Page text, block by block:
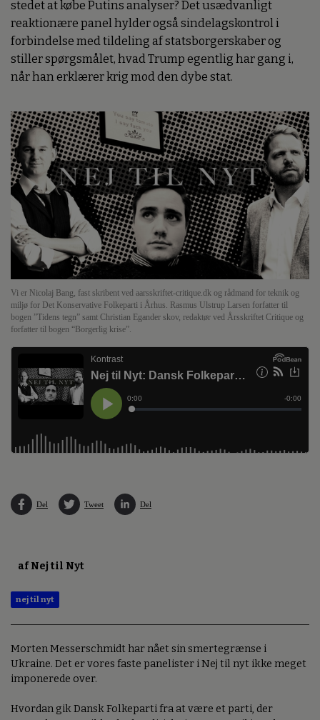
stedet at købe Putins analyser? Det usædvanligt
reaktionære panel hylder også sindelagskontrol i
forbindelse med tildeling af statsborgerskaber og
stiller spørgsmålet, hvad Trump egentlig har gang i,
når han erklærer krig mod den dybe stat.
Vi er Nicolaj Bang, fast skribent ved aarsskriftet-critique.dk og rådmand for teknik og
miljø for Det Konservative Folkeparti i Århus. Rasmus Ulstrup Larsen forfatter til
bogen ”Tidens tegn” samt Christian Egander skov, redaktør ved Årsskriftet Critique og
forfatter til bogen “Borgerlig krise”.
Del Tweet Del
af Nej til Nyt
nej til nyt
Morten Messerschmidt har nået sin smertegrænse i
Ukraine. Det er vores faste panelister i Nej til nyt ikke meget
imponerede over.
Hvordan gik Dansk Folkeparti fra at være et parti, der